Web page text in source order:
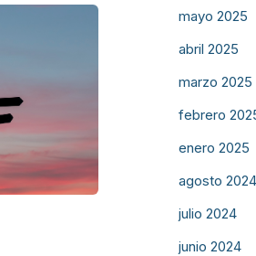
mayo 2025
abril 2025
marzo 2025
febrero
enero 2025
agosto 2024
julio 2024
junio 2024